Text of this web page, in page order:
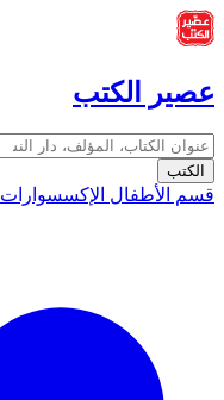
عصير الكتب
الكتب
قسم الأطفال الإكسسوارات